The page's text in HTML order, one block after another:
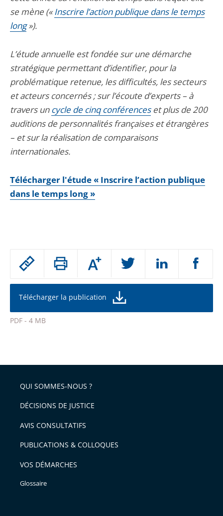
Passer
partage
de
l'article
pour
Augmenter
ou
la
de
police
Télécharger la publication
PDF - 4 MB
l'article
pour
avant
se mène («Inscrire l’action publique dans le temps
long»).
L’étude annuelle est fondée sur une démarche
stratégique permettant d’identifier, pour la
problématique retenue, les difficultés, les secteurs
et acteurs concernés ; sur l’écoute d’experts – à
travers uncycle de cinq conférenceset plus de 200
auditions de personnalités françaises et étrangères
– et sur la réalisation de comparaisons
internationales.
Télécharger l'étude « Inscrire l’action publique
dans le temps long »
QUI SOMMES-NOUS ?
DÉCISIONS DE JUSTICE
AVIS CONSULTATIFS
PUBLICATIONS & COLLOQUES
VOS DÉMARCHES
Glossaire